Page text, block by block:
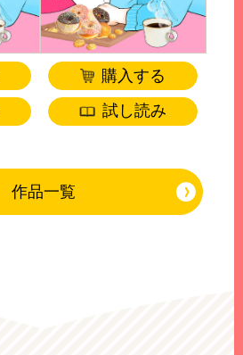
購入する
試し読み
作品一覧